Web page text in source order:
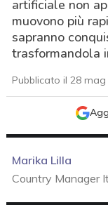
artificiale non
muovono più
sapranno
trasformandola
Pubblicato il 28 mag
Marika Lilla
Country Manager